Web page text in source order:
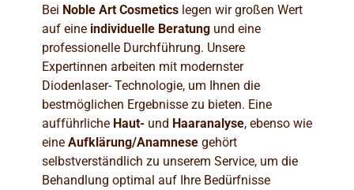
Bei Noble Art Cosmeticslegen wir großen Wert
auf eine individuelle Beratungund eine
professionelle Durchführung. Unsere
Expertinnen arbeiten mit modernster
Diodenlaser- Technologie, um Ihnen die
bestmöglichen Ergebnisse zu bieten. Eine
aufführlicheHaut-und Haaranalyse, ebenso wie
eine Aufklärung/Anamnesegehört
selbstverständlich zu unserem Service, um die
Behandlung optimal auf Ihre Bedürfnisse